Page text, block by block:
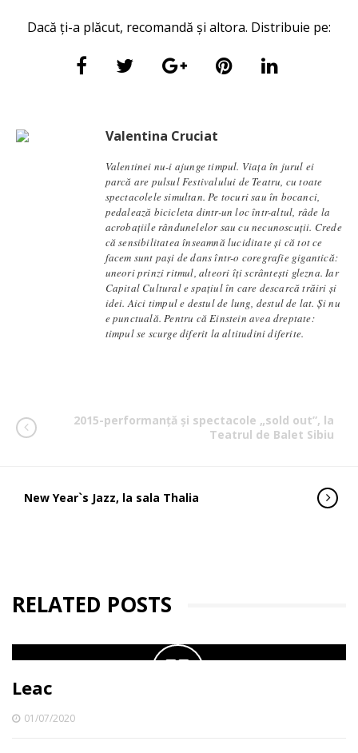
Dacă ți-a plăcut, recomandă și altora. Distribuie pe:
Valentina Cruciat
Valentinei nu-i ajunge timpul. Viața în jurul ei
parcă are pulsul Festivalului de Teatru, cu toate
spectacolele simultan. Pe tocuri sau în bocanci,
pedalează bicicleta dintr-un loc într-altul, râde la
acrobațiile rândunelelor sau cu necunoscuții. Crede
că sensibilitatea înseamnă luciditate și că tot ce
facem sunt pași de dans într-o coregrafie gigantică:
uneori prinzi ritmul, alteori îți scrântești glezna. Iar
Capital Cultural e spațiul în care descarcă trăiri și
idei. Aici timpul e destul de lung, destul de lat. Și nu
e punctuală. Pentru că Einstein avea dreptate:
timpul se scurge diferit la altitudini diferite.
2015-performanță și spectacole „sold out”, la
Teatrul de Balet Sibiu
New Year`s Jazz, la sala Thalia
RELATED POSTS
Leac
01/07/2020